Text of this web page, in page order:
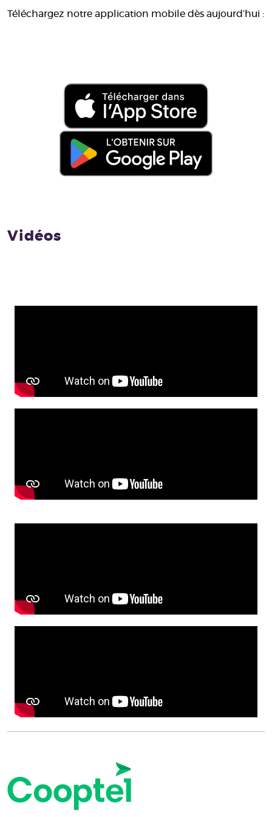
regardée.
Téléchargez notre application mobile dès aujourd’hui :
Vidéos